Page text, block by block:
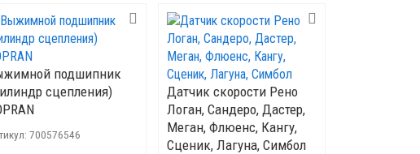
подшипник
сцепления)
700576546
Датчик скорости Рено
Логан, Сандеро, Дастер,
Меган, Флюенс, Кангу,
Сценик, Лагуна, Симбол